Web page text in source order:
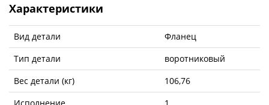
Характеристики
Вид детали
Фланец
Тип детали
воротниковый
Вес детали (кг)
106,76